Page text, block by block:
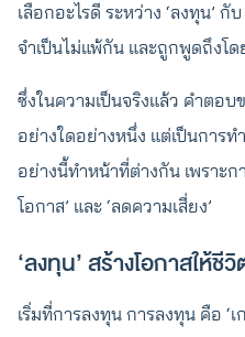
เลือกอะไรดี ระหว่าง ‘ลงทุน’ กั
จำเป็นไม่แพ้กัน และถูกพูดถึงโ
ซึ่งในความเป็นจริงแล้ว คำตอบ
อย่างใดอย่างหนึ่ง แต่เป็นการท
อย่างนี้ทำหน้าที่ต่างกัน เพราะก
โอกาส’ และ ‘ลดความเสี่ยง’
‘ลงทุน’ สร้างโอกาสให้ชีวิ
เริ่มที่การลงทุน การลงทุน คือ ‘